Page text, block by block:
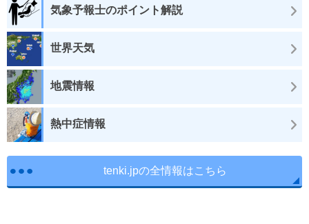
気象予報士のポイント解説
世界天気
地震情報
熱中症情報
tenki.jpの全情報はこちら